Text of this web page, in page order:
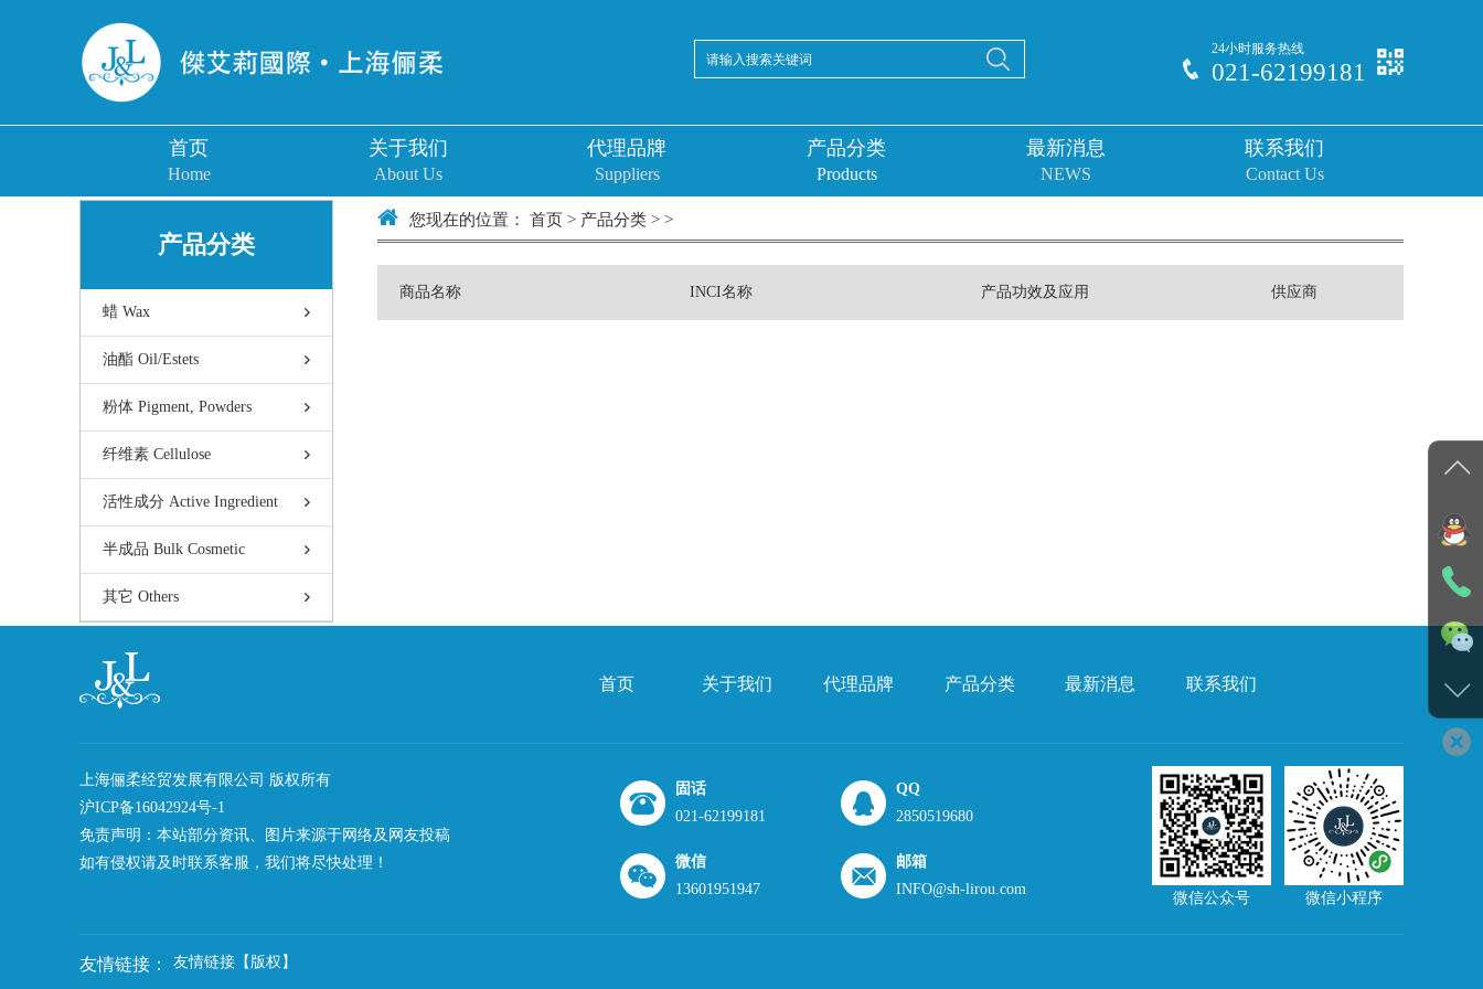
24小时服务热线
021-62199181
首页
Home
关于我们
About Us
代理品牌
Suppliers
产品分类
Products
最新消息
NEWS
联系我们
Contact Us
产品分类
蜡 Wax
油酯 Oil/Estets
粉体 Pigment, Powders
纤维素 Cellulose
活性成分 Active Ingredient
半成品 Bulk Cosmetic
其它 Others
您现在的位置： 首页 > 产品分类 > >
商品名称 INCI名称 产品功效及应用 供应商
首页 关于我们 代理品牌 产品分类 最新消息 联系我们
上海俪柔经贸发展有限公司 版权所有
沪ICP备16042924号-1
免责声明：本站部分资讯、图片来源于网络及网友投稿
如有侵权请及时联系客服，我们将尽快处理！
固话
021-62199181
QQ
2850519680
微信
13601951947
邮箱
INFO@sh-lirou.com
微信公众号 微信小程序
友情链接： 友情链接【版权】